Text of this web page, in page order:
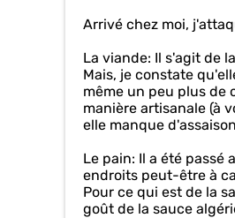
Arrivé chez moi,
La viande: Il s'agit de
Mais, je constate
même un peu plus de
manière artisanale (à
elle manque
Le pain: Il a été passé
endroits peut-être à
Pour ce qui est de la
goût de la sauce